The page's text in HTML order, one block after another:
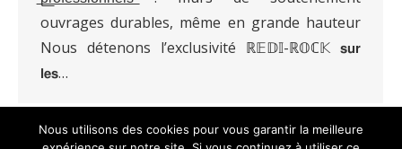
ouvrages durables, même en grande hauteur
Nous détenons l’exclusivité ℝ𝔼𝔻𝕀-ℝ𝕆ℂ𝕂 𝘀𝘂𝗿
𝗹𝗲𝘀…
Nous utilisons des cookies pour vous garantir la meilleure